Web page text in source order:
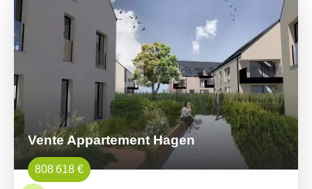
Vente Appartement Hagen
808 618 €